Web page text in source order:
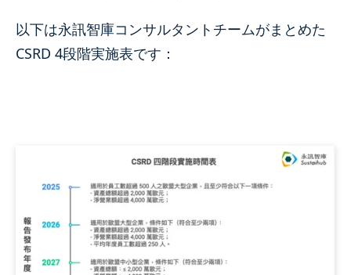
以下は永訊智庫コンサルタントチームがまとめた
CSRD 4段階実施表です：